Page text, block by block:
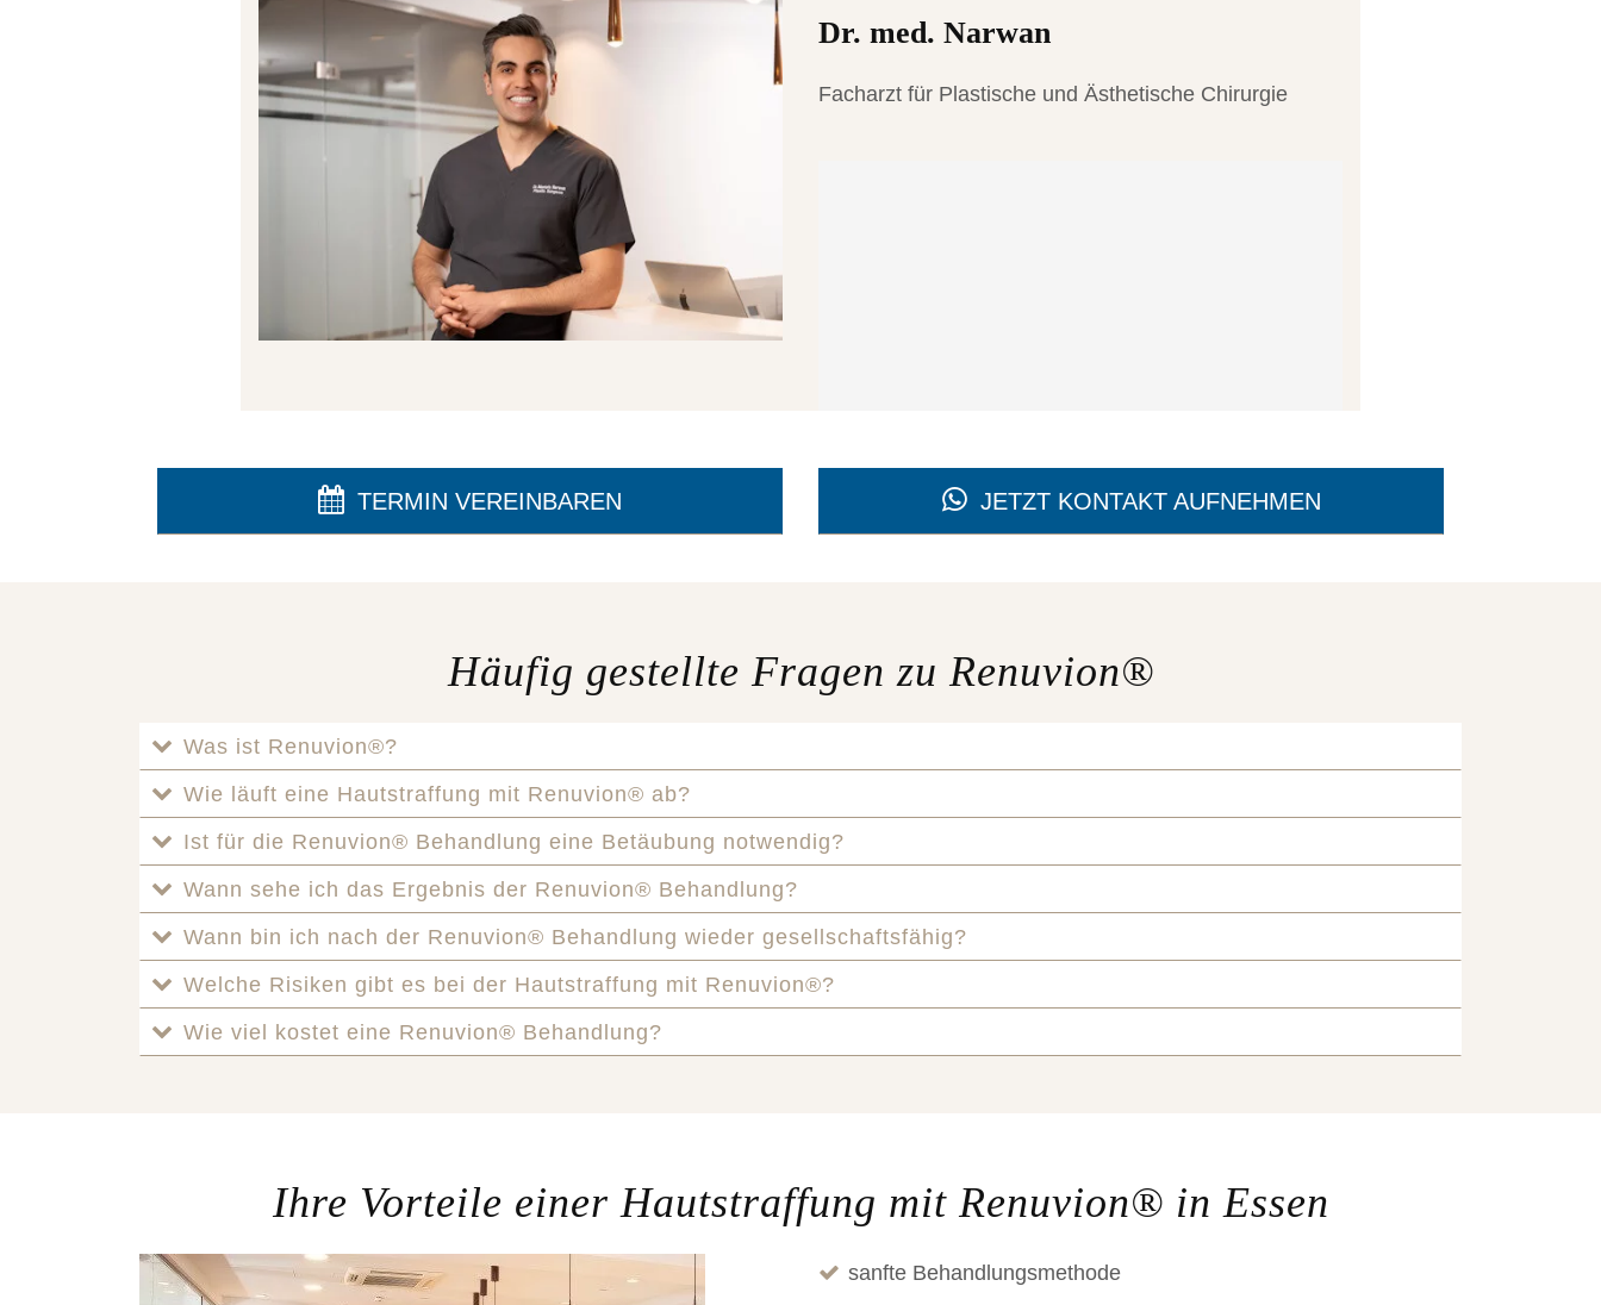
Dr. med. Narwan
Facharzt für Plastische und Ästhetische Chirurgie
TERMIN VEREINBAREN JETZT KONTAKT AUFNEHMEN
Häufig gestellte Fragen zu Renuvion®
Was ist Renuvion®?
Wie läuft eine Hautstraffung mit Renuvion® ab?
Ist für die Renuvion® Behandlung eine Betäubung notwendig?
Wann sehe ich das Ergebnis der Renuvion® Behandlung?
Wann bin ich nach der Renuvion® Behandlung wieder gesellschaftsfähig?
Welche Risiken gibt es bei der Hautstraffung mit Renuvion®?
Wie viel kostet eine Renuvion® Behandlung?
Ihre Vorteile einer Hautstraffung mit Renuvion® in Essen
sanfte Behandlungsmethode